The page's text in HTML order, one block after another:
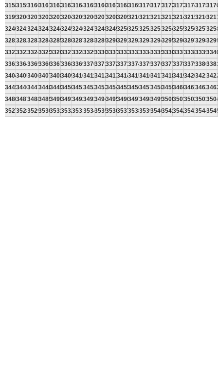
315831593160316131623163316431653166316731683169317031713172317331743175
319932003201320232033204320532063207320832093210321132123213321432153216
324032413242324332443245324632473248324932503251325232533254325532563257
328132823283328432853286328732883289329032913292329332943295329632973298
332233233324332533263327332833293330333133323333333433353336333733383339
336333643365336633673368336933703371337233733374337533763377337833793380
340434053406340734083409341034113412341334143415341634173418341934203421
344534463447344834493450345134523453345434553456345734583459346034613462
348634873488348934903491349234933494349534963497349834993500350135023503
352735283529353035313532353335343535353635373538353935403541354235433544